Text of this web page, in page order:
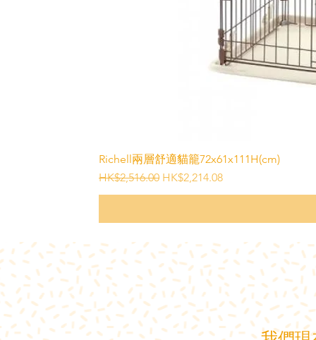
Richell兩層舒適貓籠72x61x111H(cm)
一般價格
HK$2,516.00 促銷價格
HK$2,214.08